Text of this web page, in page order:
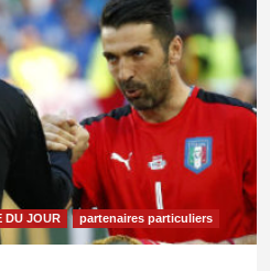
DU JOUR partenaires particuliers